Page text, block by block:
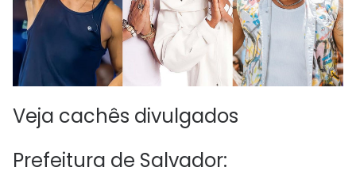
Veja cachês divulgados
Prefeitura de Salvador: